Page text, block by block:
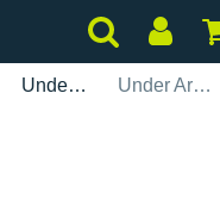
Under Armour Under Armour Halo Racer